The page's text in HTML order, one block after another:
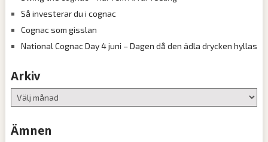
Så investerar du i cognac
Cognac som gisslan
National Cognac Day 4 juni – Dagen då den ädla drycken hyllas
Arkiv
Arkiv
Ämnen